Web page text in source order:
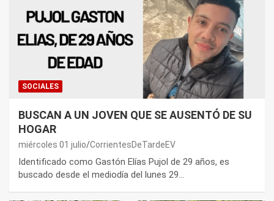
SOCIALES
BUSCAN A UN JOVEN QUE SE AUSENTÓ DE SU
HOGAR
miércoles 01 julio CorrientesDeTardeEV
Identificado como Gastón Elías Pujol de 29 años, es
buscado desde el mediodía del lunes 29…